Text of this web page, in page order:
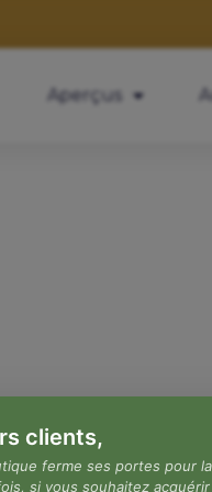
Aperçus
clients,
ferme ses portes pour
si vous souhaitez